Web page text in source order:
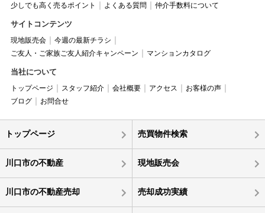
少しでも高く売るポイント
よくある質問 仲介手数料について
サイトコンテンツ
現地販売会
今週の最新チラシ
ご友人・ご家族ご友人紹介キャンペーン
マンションカタログ
当社について
トップページ スタッフ紹介 会社概要 アクセス
お客様の声
ブログ
お問合せ
トップページ 売買物件検索
川口市の不動産 現地販売会
川口市の不動産売却 売却成功実績